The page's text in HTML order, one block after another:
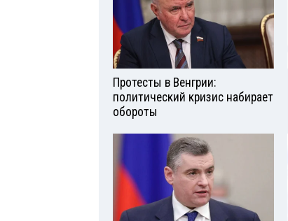
Протесты в Венгрии:
политический кризис набирает
обороты